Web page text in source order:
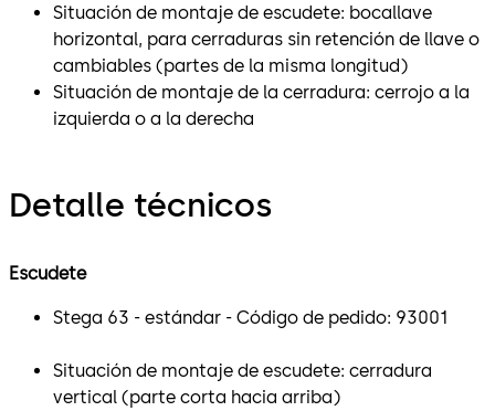
Situación de montaje de escudete: bocallave
horizontal, para cerraduras sin retención de llave o
cambiables (partes de la misma longitud)
Situación de montaje de la cerradura: cerrojo a la
izquierda o a la derecha
Detalle técnicos
Escudete
Stega 63 - estándar - Código de pedido: 93001
Situación de montaje de escudete: cerradura
vertical (parte corta hacia arriba)